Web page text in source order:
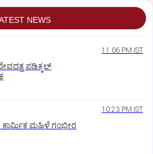
NEWS
11:06 PM IST
ಪಡಿಕ್ಕಲ್‌
10:23 PM IST
ಕಾರ್ಮಿಕ ಮಹಿಳೆ ಗಂಭೀರ